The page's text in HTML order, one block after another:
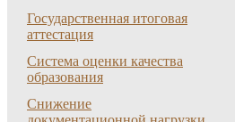
Государственная итоговая
аттестация
Система оценки качества
образования
Снижение